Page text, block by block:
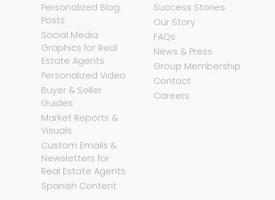
Personalized Blog
Posts
Social Media
Graphics for Real
Estate Agents
Personalized Video
Buyer & Seller
Guides
Market Reports &
Visuals
Custom Emails &
Newsletters for
Real Estate Agents
Spanish Content
Success Stories
Our Story
FAQs
News & Press
Group Membership
Contact
Careers